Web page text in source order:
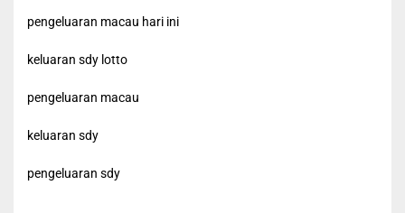
pengeluaran macau hari ini
keluaran sdy lotto
pengeluaran macau
keluaran sdy
pengeluaran sdy